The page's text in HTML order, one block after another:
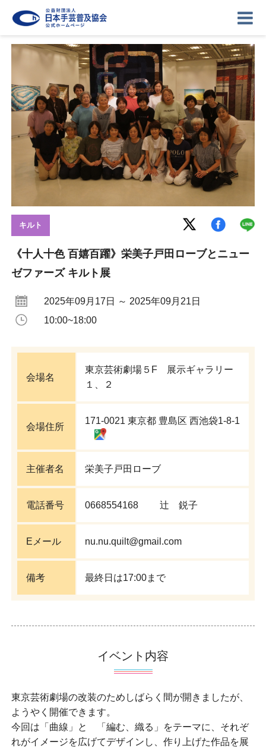
ニュース 記事 講座
イベント ギャラリー お問い合わせ
ログイン
キルト
《十人十色 百嬉百躍》栄美子戸田ローブとニュー
ゼファーズ キルト展
2025年09月17日 ～ 2025年09月21日
10:00~18:00
会場名
東京芸術劇場５F 展示ギャラリー
１、２
会場住所
171-0021 東京都 豊島区 西池袋1-8-1
主催者名 栄美子戸田ローブ
電話番号 0668554168 辻 鋭子
Eメール nu.nu.quilt@gmail.com
備考 最終日は17:00まで
イベント内容
東京芸術劇場の改装のためしばらく間が開きましたが、
ようやく開催できます。
今回は「曲線」と 「編む、織る」をテーマに、それぞ
れがイメージを広げてデザインし、作り上げた作品を展